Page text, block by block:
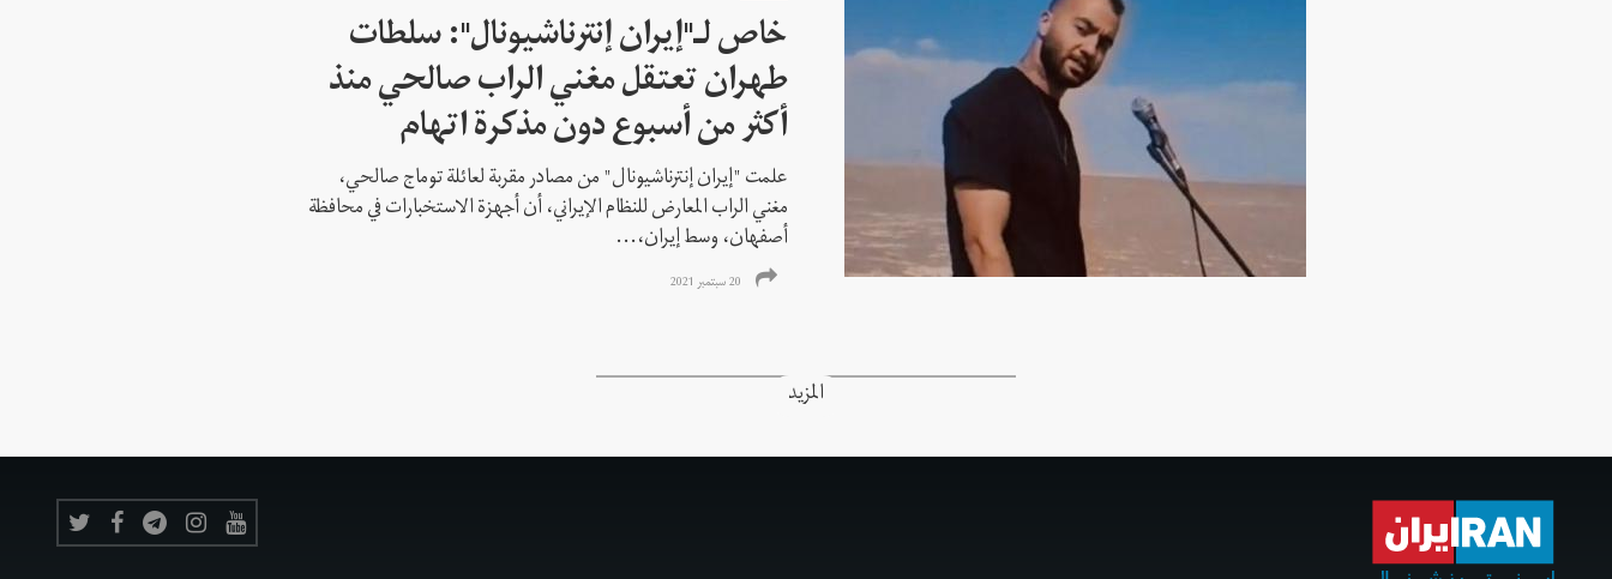
خاص لـ"إيران إنترناشيونال": سلطات
طهران تعتقل مغني الراب صالحي منذ
أكثر من أسبوع دون مذكرة اتهام
علمت "إيران إنترناشيونال" من مصادر مقربة لعائلة توماج صالحي،
مغني الراب المعارض للنظام الإيراني، أن أجهزة الاستخبارات في محافظة
أصفهان، وسط إيران،...
20 سبتمبر 2021
المزيد